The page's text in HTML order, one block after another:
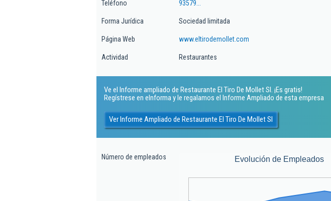
Teléfono 93579...
Forma Jurídica Sociedad limitada
Página Web www.eltirodemollet.com
Actividad Restaurantes
Ve el Informe ampliado de Restaurante El Tiro De Mollet Sl. ¡Es gratis!
Regístrese en eInforma y le regalamos el Informe Ampliado de esta empresa
Ver Informe Ampliado de Restaurante El Tiro De Mollet Sl
Número de empleados Evolución de Empleados